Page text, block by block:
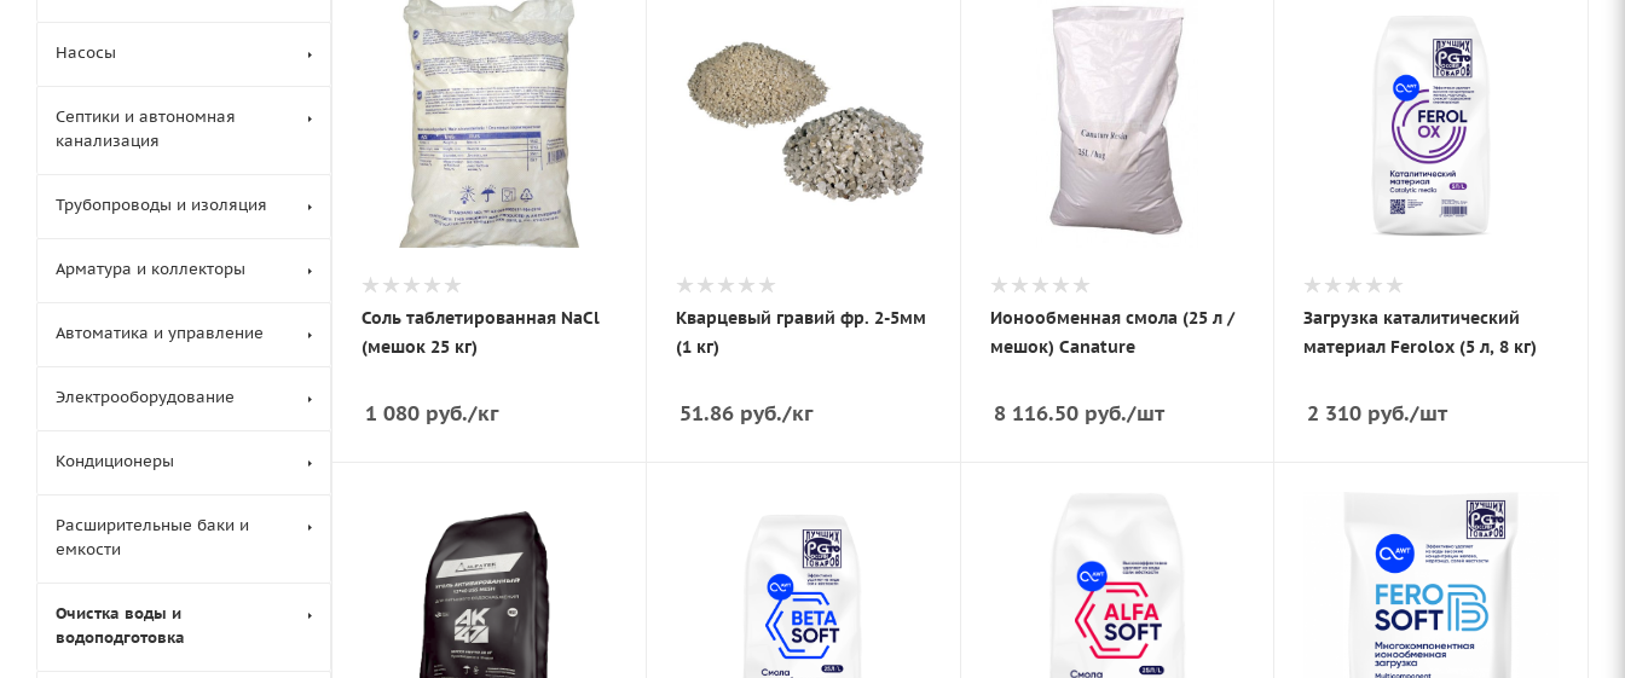
Соль таблетированная NaCl
(мешок 25 кг)
1 080 руб./кг
Кварцевый гравий фр. 2-5мм
(1 кг)
51.86руб./кг
Ионообменная смола (25 л /
мешок) Canature
8 116.50руб./шт
Загрузка каталитический
материал Ferolox (5 л, 8 кг)
2 310 руб./шт
Насосы
Септики и автономная
канализация
Трубопроводы и изоляция
Арматура и коллекторы
Автоматика и управление
Электрооборудование
Кондиционеры
Расширительные баки и
емкости
Очистка воды и
водоподготовка